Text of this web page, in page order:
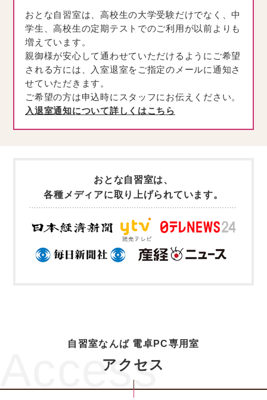
自習室なんば 電卓PC専用室
アクセス
Access